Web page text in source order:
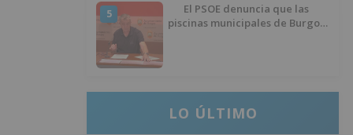
5
El PSOE denuncia que las
piscinas municipales de Burgos
LO ÚLTIMO